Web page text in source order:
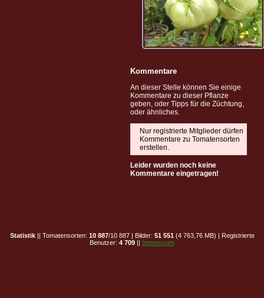
Kommentare
An dieser Stelle können Sie einige
Kommentare zu dieser Pflanze
geben, oder Tipps für die Züchtung,
oder ähnliches.
Nur registrierte Mitglieder dürfen
Kommentare zu Tomatensorten
erstellen.
Leider wurden noch keine
Kommentare eingetragen!
Statistik|| Tomatensorten: 10 887/10 887 | Bilder: 51 551 (4 763,76 MB) | Registrierte
Benutzer: 4 709 || Impressum